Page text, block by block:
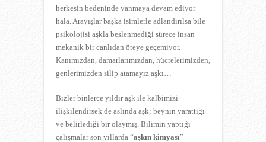
herkesin bedeninde yanmaya devam ediyor
hala. Arayışlar başka isimlerle adlandırılsa bile
psikolojisi aşkla beslenmediği sürece insan
mekanik bir canlıdan öteye geçemiyor.
Kanımızdan, damarlarımızdan, hücrelerimizden,
genlerimizden silip atamayız aşkı…
Bizler binlerce yıldır aşk ile kalbimizi
ilişkilendirsek de aslında aşk; beynin yarattığı
ve belirlediği bir olaymış. Bilimin yaptığı
çalışmalar son yıllarda “aşkın kimyası”